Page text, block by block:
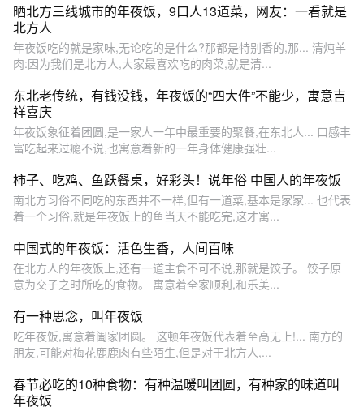
晒北方三线城市的年夜饭，9口人13道菜，网友：一看就是
北方人
年夜饭吃的就是家味,无论吃的是什么?那都是特别香的,那... 清炖羊
肉:因为我们是北方人,大家最喜欢吃的肉菜,就是清...
东北老传统，有钱没钱，年夜饭的“四大件”不能少，寓意吉
祥喜庆
年夜饭象征着团圆,是一家人一年中最重要的聚餐,在东北人... 口感丰
富吃起来过瘾不说,也寓意着新的一年身体健康强壮...
柿子、吃鸡、鱼跃餐桌，好彩头！说年俗 中国人的年夜饭
南北方习俗不同吃的东西并不一样,但有一道菜,基本是家家... 也代表
着一个习俗,就是年夜饭上的鱼当天不能吃完,这才寓...
中国式的年夜饭：活色生香，人间百味
在北方人的年夜饭上,还有一道主食不可不说,那就是饺子。 饺子原
意为交子之时所吃的食物。 寓意着全家顺利,和乐美...
有一种思念，叫年夜饭
吃年夜饭,寓意着阖家团圆。 这顿年夜饭代表着至高无上!... 南方的
朋友,可能对梅花鹿鹿肉有些陌生,但是对于北方人,...
春节必吃的10种食物：有种温暖叫团圆，有种家的味道叫
年夜饭